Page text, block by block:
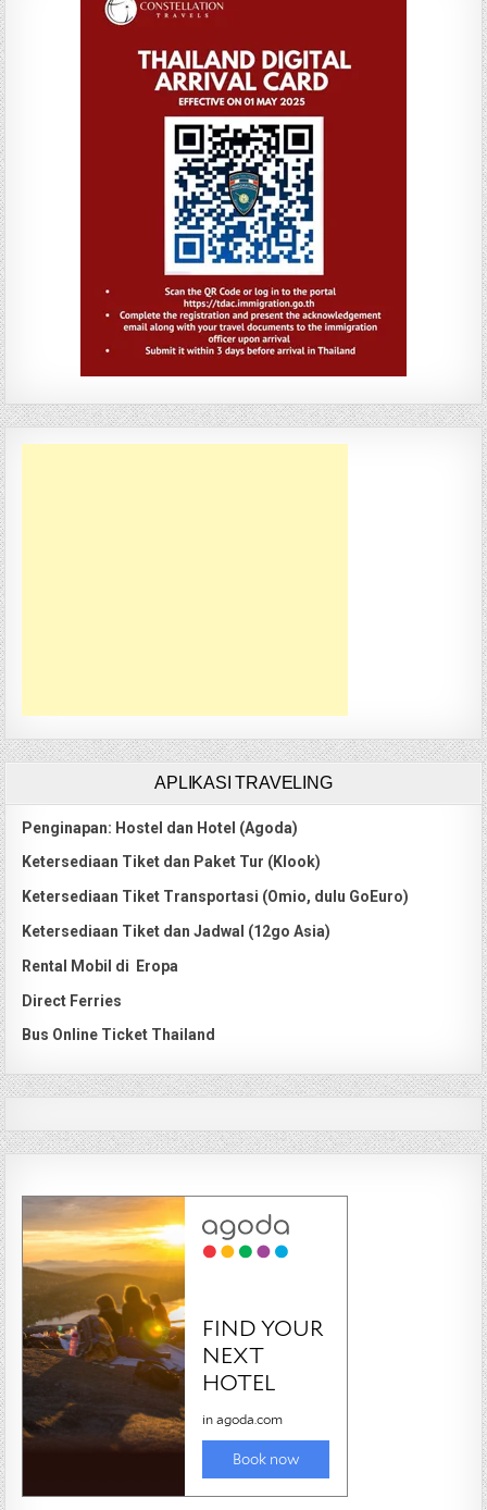
APLIKASI TRAVELING
Penginapan: Hostel dan Hotel (Agoda)
Ketersediaan Tiket dan Paket Tur (Klook)
Ketersediaan Tiket Transportasi (Omio, dulu GoEuro)
Ketersediaan Tiket dan Jadwal (12go Asia)
Rental Mobil di Eropa
Direct Ferries
Bus Online Ticket Thailand